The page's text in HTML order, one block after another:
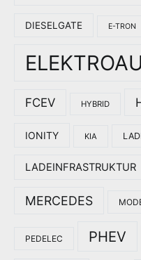
DIESELGATE E-TRON
FCEV HYBRID
IONITY KIA
LADEINFRASTRUKTUR
MERCEDES
PEDELEC PHEV